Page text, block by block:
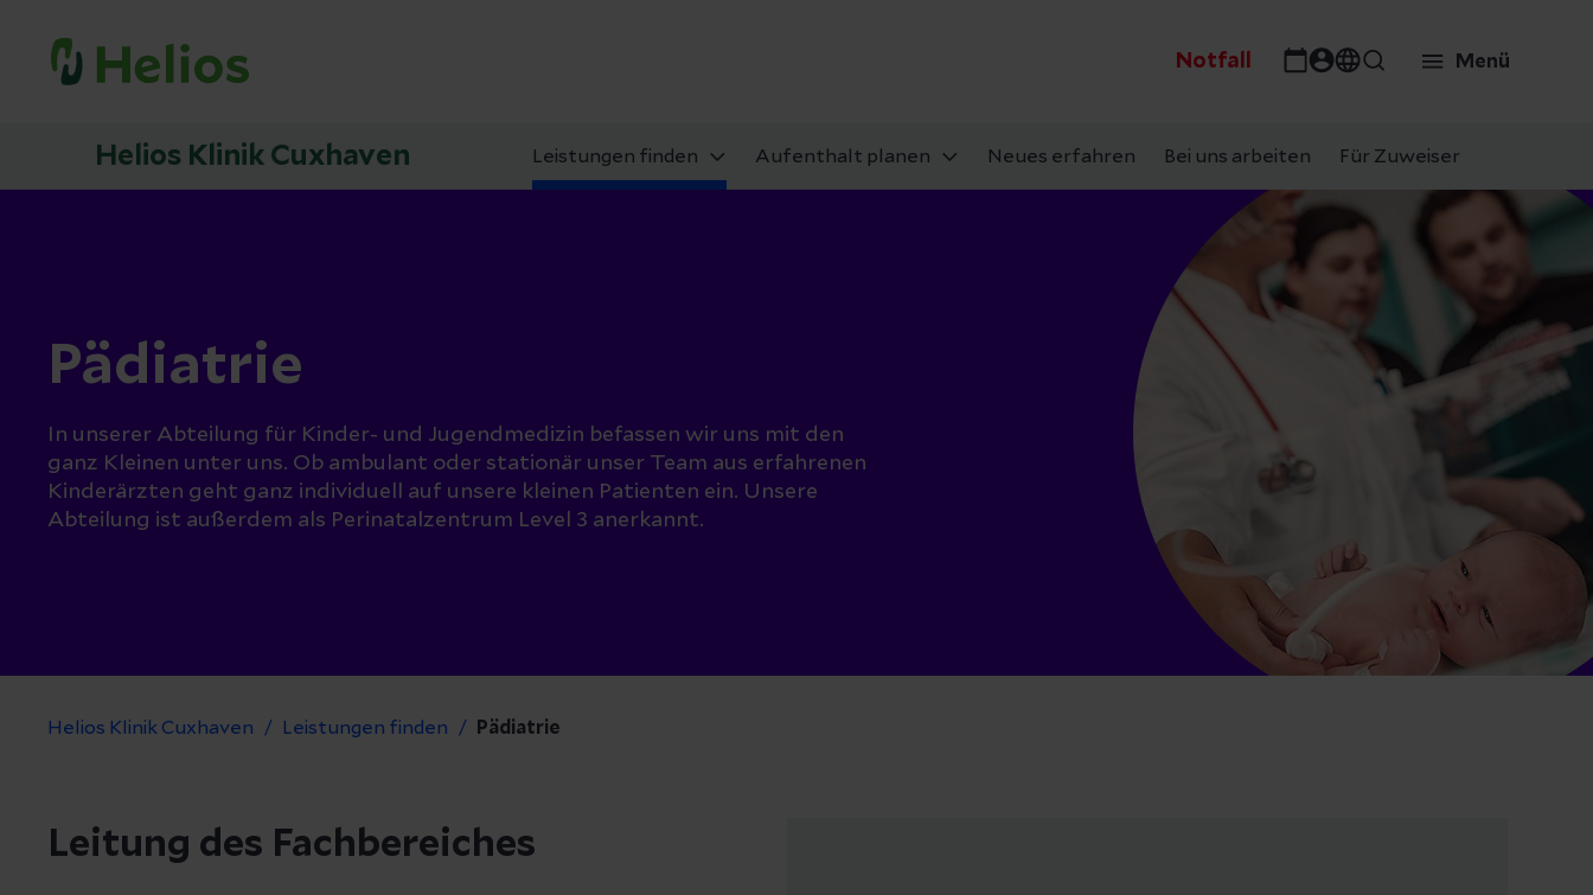
Notfall Menü
Helios Klinik Cuxhaven Leistungen finden Aufenthalt planen Neues erfahren Bei uns arbeiten Für Zuweiser
Pädiatrie
In unserer Abteilung für Kinder- und Jugendmedizin befassen wir uns mit den
ganz Kleinen unter uns. Ob ambulant oder stationär unser Team aus erfahrenen
Kinderärzten geht ganz individuell auf unsere kleinen Patienten ein. Unsere
Abteilung ist außerdem als Perinatalzentrum Level 3 anerkannt.
Helios Klinik Cuxhaven Leistungen finden Pädiatrie
Leitung des Fachbereiches